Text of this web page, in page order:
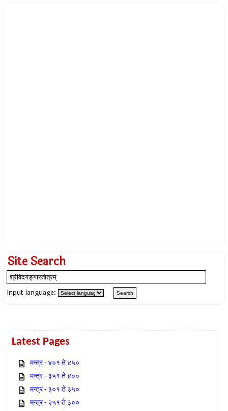
Site Search
Input language:
Latest Pages
मन्त्र - ४०१ ते ४५०
मन्त्र - ३५१ ते ४००
मन्त्र - ३०१ ते ३५०
मन्त्र - २५१ ते ३००